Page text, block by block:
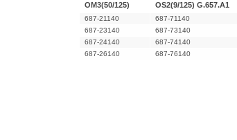
OM3(50/125) OS2(9/125) G.657.A1
687-21140
687-71140
687-23140
687-73140
687-24140
687-74140
687-26140
687-76140